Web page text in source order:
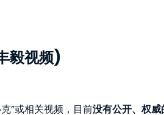
毅视频)
”或相关视频，目前没有公开、权威